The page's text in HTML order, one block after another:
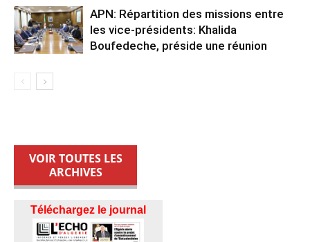
APN: Répartition des missions entre
les vice-présidents: Khalida
Boufedeche, préside une réunion
VOIR TOUTES LES
ARCHIVES